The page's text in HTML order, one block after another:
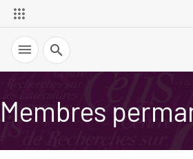
Recherche
Membres